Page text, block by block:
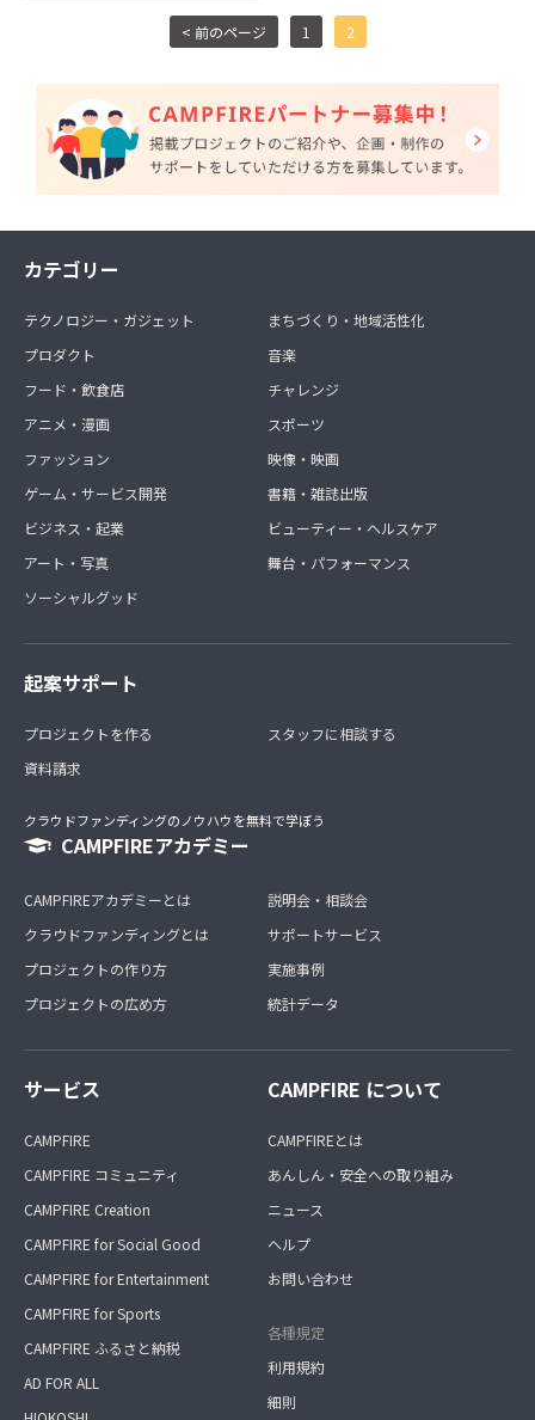
< 前のページ 1 2
カテゴリー
テクノロジー・ガジェット
プロダクト
フード・飲食店
アニメ・漫画
ファッション
ゲーム・サービス開発
ビジネス・起業
アート・写真
ソーシャルグッド
まちづくり・地域活性化
音楽
チャレンジ
スポーツ
映像・映画
書籍・雑誌出版
ビューティー・ヘルスケア
舞台・パフォーマンス
起案サポート
プロジェクトを作る
資料請求
スタッフに相談する
クラウドファンディングのノウハウを無料で学ぼう
CAMPFIREアカデミー
CAMPFIREアカデミーとは
クラウドファンディングとは
プロジェクトの作り方
プロジェクトの広め方
説明会・相談会
サポートサービス
実施事例
統計データ
サービス
CAMPFIRE
CAMPFIRE コミュニティ
CAMPFIRE Creation
CAMPFIRE for Social Good
CAMPFIRE for Entertainment
CAMPFIRE for Sports
CAMPFIRE ふるさと納税
AD FOR ALL
CAMPFIRE について
CAMPFIREとは
あんしん・安全への取り組み
ニュース
ヘルプ
お問い合わせ
各種規定
利用規約
細則